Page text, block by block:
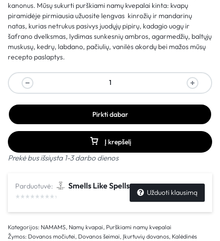
kanonus. Mūsų sukurti purškiami namų kvepalai kinta: kvapų
piramidėje pirmiausia užuosite lengvas kinrožių ir mandarinų
natas, kurias netrukus pasivys juodųjų pipirų, kadagio uogų ir
šafrano dvelksmas, lydimas sunkesnių ambros, agarmedžių, baltųjų
muskusų, kedrų, labdano, pačiulių, vanilės akordų bei mažos mūsų
recepto paslaptys.
Į krepšelį
Pirkti dabar
Prekė bus išsiųsta 1-3 darbo dienos
Parduotuvė: Smells Like Spells
Užduoti klausimą
Kategorijos: NAMAMS, Namų kvapai, Purškiami namų kvepalai
Žymos: Dovanos močiutei, Dovanos šeimai, Įkurtuvių dovanos, Kalėdinės